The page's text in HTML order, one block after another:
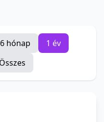
6 hónap
1 év
Összes